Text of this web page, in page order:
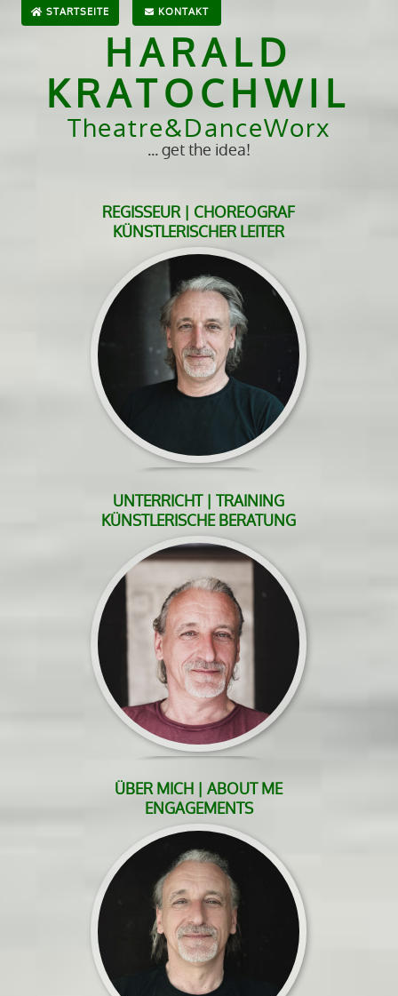
STARTSEITE KONTAKT
HARALD
KRATOCHWIL
Theatre&DanceWorx
... get the idea!
REGISSEUR | CHOREOGRAF
KÜNSTLERISCHER LEITER
UNTERRICHT | TRAINING
KÜNSTLERISCHE BERATUNG
ÜBER MICH | ABOUT ME
ENGAGEMENTS